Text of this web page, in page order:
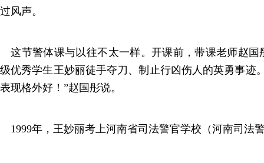
过风声。
这节警体课与以往不太一样。开课前，带课老师赵国
级优秀学生王妙丽徒手夺刀、制止行凶伤人的英勇事迹
表现格外好！”赵国彤说。
1999年，王妙丽考上河南省司法警官学校（河南司法